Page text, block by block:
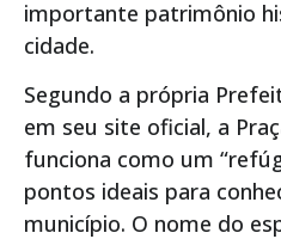
importante patrimônio
cidade.
Segundo a própria
em seu site oficial, a
funciona como um
pontos ideais para
município. O nome do